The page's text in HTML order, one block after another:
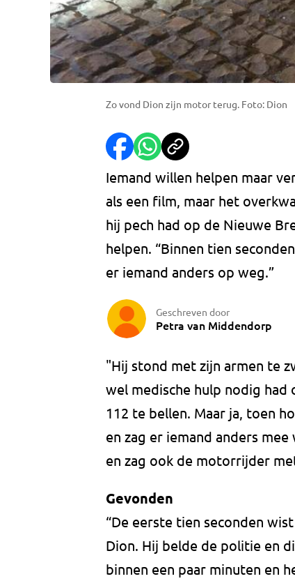
Zo vond Dion zijn motor terug. Foto: Dion
Iemand willen helpen maar
als een film, maar het
hij pech had op de Nieuwe
helpen. “Binnen tien
er iemand anders op weg.”
Geschreven door
Petra van Middendorp
"Hij stond met zijn armen te
wel medische hulp nodig had
112 te bellen. Maar ja, toen
en zag er iemand anders
en zag ook de motorrijder
Gevonden
“De eerste tien seconden
Dion. Hij belde de politie en
binnen een paar minuten en